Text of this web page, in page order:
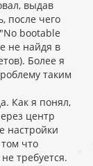
выдав
после чего
bootable
не найдя в
Более я
таким
Как я понял,
центр
настройки
что
требуется.